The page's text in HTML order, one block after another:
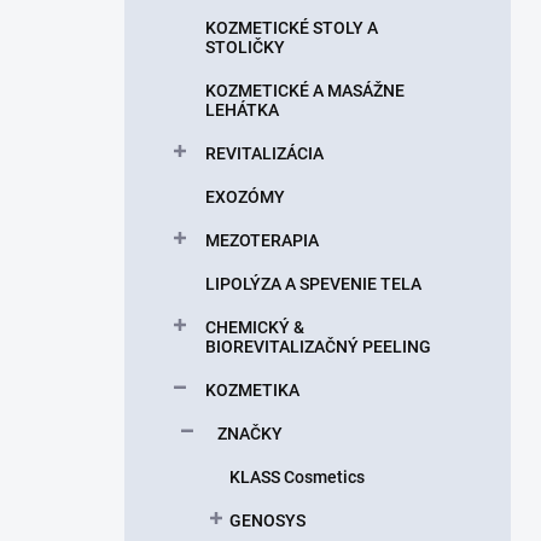
KOZMETICKÉ STOLY A
STOLIČKY
KOZMETICKÉ A MASÁŽNE
LEHÁTKA
REVITALIZÁCIA
EXOZÓMY
MEZOTERAPIA
LIPOLÝZA A SPEVENIE TELA
CHEMICKÝ &
BIOREVITALIZAČNÝ PEELING
KOZMETIKA
ZNAČKY
KLASS Cosmetics
GENOSYS